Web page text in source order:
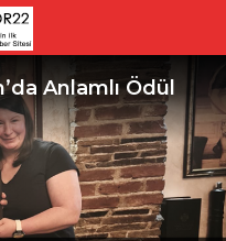
Anlamlı Ödül